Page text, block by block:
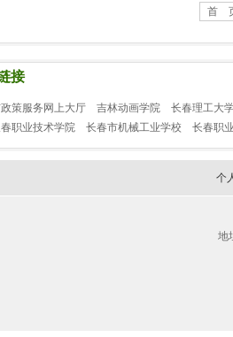
首
接
策服务网上大厅 吉林动画学院 长春理工大
职业技术学院 长春市机械工业学校 长春职
个
地